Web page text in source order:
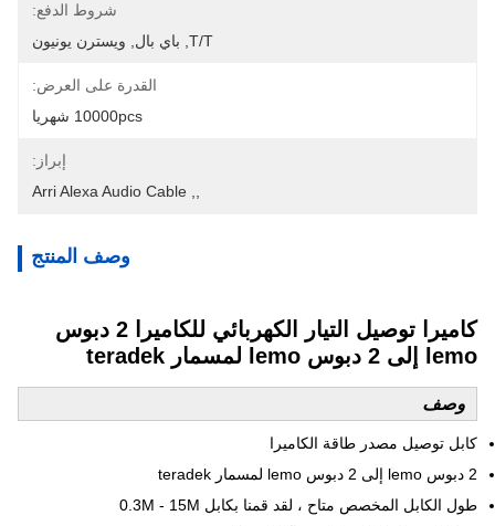
شروط الدفع:
T/T, باي بال, ويسترن يونيون
القدرة على العرض:
10000pcs شهريا
إبراز:
Arri Alexa Audio Cable
وصف المنتج
كاميرا توصيل التيار الكهربائي للكاميرا 2 دبوس
lemo إلى 2 دبوس lemo لمسمار teradek
وصف
كابل توصيل مصدر طاقة الكاميرا
2 دبوس lemo إلى 2 دبوس lemo لمسمار teradek
طول الكابل المخصص متاح ، لقد قمنا بكابل 0.3M - 15M